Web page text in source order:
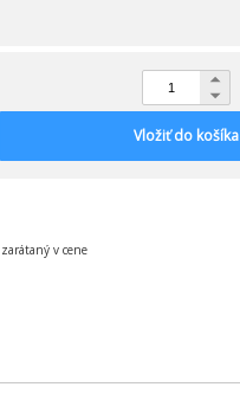
Vložiť do košíka
v cene